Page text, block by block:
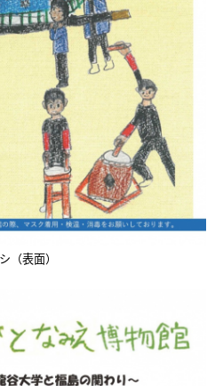
（表面）